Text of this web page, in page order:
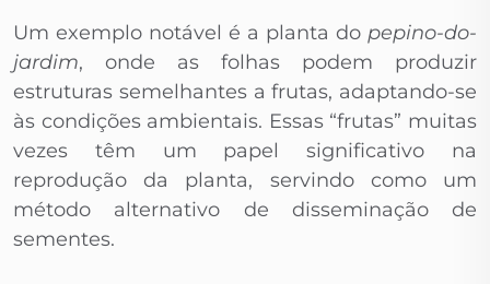
Um exemplo notável é a planta do pepino-do-
jardim, onde as folhas podem produzir
estruturas semelhantes a frutas, adaptando-se
às condições ambientais. Essas “frutas” muitas
vezes têm um papel significativo na
reprodução da planta, servindo como um
método alternativo de disseminação de
sementes.